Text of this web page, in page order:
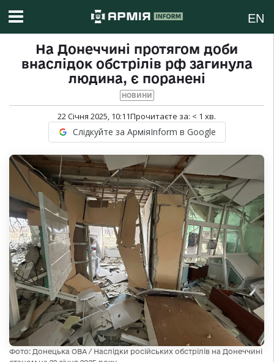
EN
На Донеччині протягом доби
внаслідок обстрілів рф загинула
людина, є поранені
НОВИНИ
22 Січня 2025, 10:11Прочитаєте за: < 1 хв.
Слідкуйте за АрміяInform в Google
Фото: Донецька ОВА / Наслідки російських обстрілів на Донеччині